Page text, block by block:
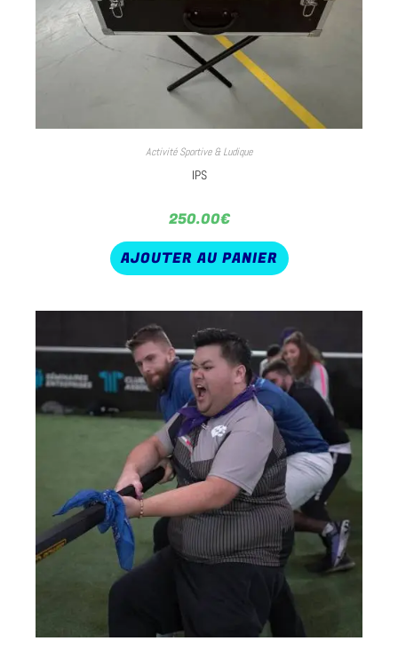
Activité Sportive & Ludique
IPS
250.00€
AJOUTER AU PANIER